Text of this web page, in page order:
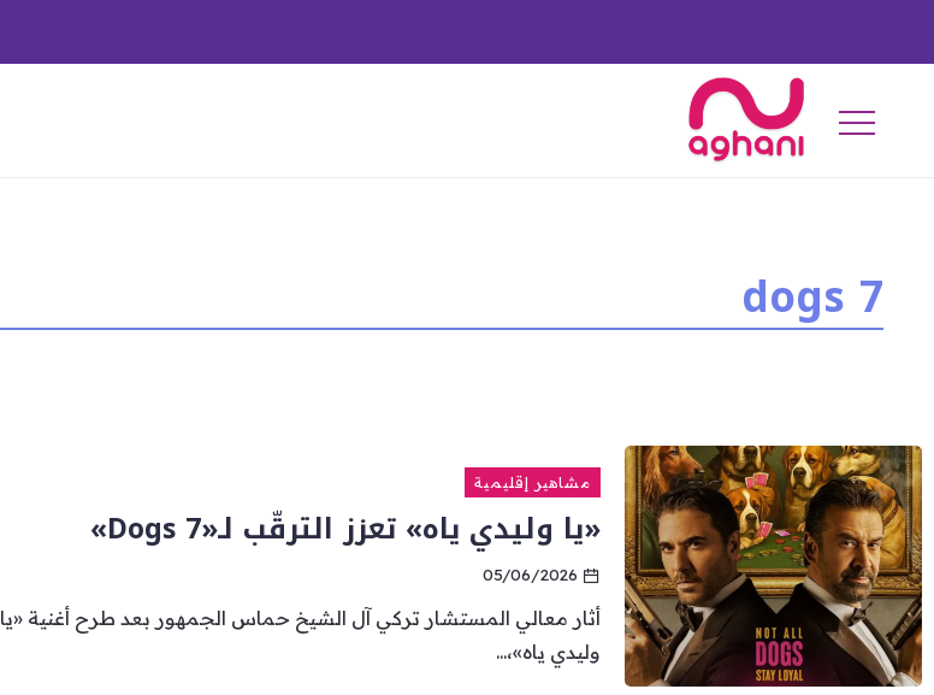
7 dogs
مشاهير إقليمية
«يا وليدي ياه» تعزز الترقّب لـ«7 Dogs»
05/06/2026
أثار معالي المستشار تركي آل الشيخ حماس الجمهور بعد طرح أغنية «يا
وليدي ياه»،...